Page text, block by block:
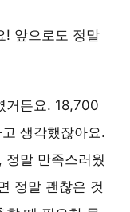
! 앞으로도 정말
거든요. 18,700
생각했잖아요.
정말 만족스러웠
정말 괜찮은 것